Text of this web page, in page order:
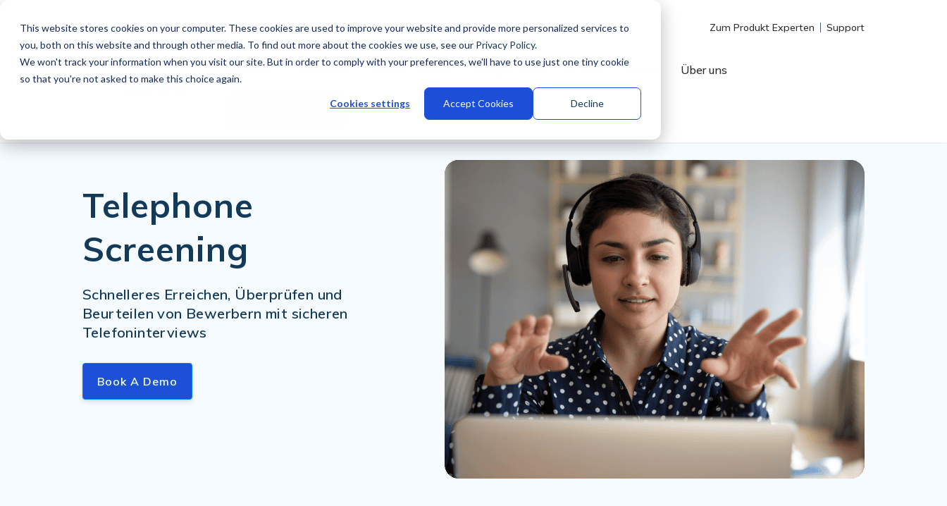
This website stores cookies on your computer. These cookies are used to improve your website and provide more personalized services to
you, both on this website and through other media. To find out more about the cookies we use, see our Privacy Policy.
We won't track your information when you visit our site. But in order to comply with your preferences, we'll have to use just one tiny cookie
so that you're not asked to make this choice again.
Cookies settings Accept Cookies Decline
DE Zum Produkt Experten Support
Produkte Industrien Warum Talview Integrationen Kunden Preise Über uns
Kostenlos testen
Telephone
Screening
Schnelleres Erreichen, Überprüfen und
Beurteilen von Bewerbern mit sicheren
Telefoninterviews
Book A Demo